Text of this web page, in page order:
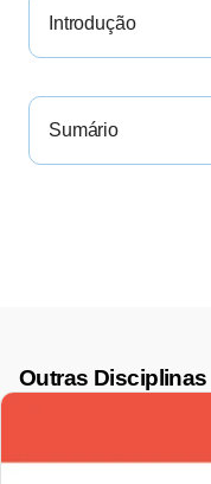
Introdução
Sumário
Outras Disciplinas